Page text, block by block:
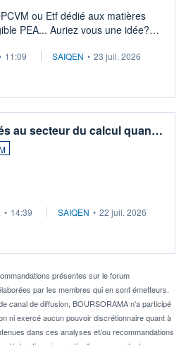
ou Etf dédié aux matières
PEA... Auriez vous une idée?
11:09 SAIQEN • 23 juil. 2026
au secteur du calcul quan…
actions individuelles.
soit éligible au PEA.
• 14:39 SAIQEN • 22 juil. 2026
présentes sur le forum
par les membres qui en sont émetteurs.
canal de diffusion, BOURSORAMA n'a participé
ni exercé aucun pouvoir discrétionnaire quant à
dans ces analyses et/ou recommandations